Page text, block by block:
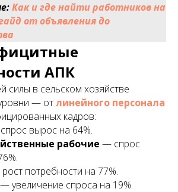
Как и где найти работников на
от объявления до
АПК
силы в сельском хозяйстве
— отлинейного персонала
кадров:
вырос на 64%.
рабочие — спрос
потребности на 77%.
— увеличение спроса на 19%.